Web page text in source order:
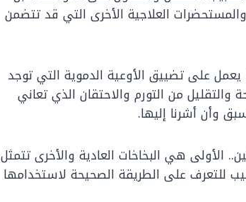
العلاجية الأخرى التي قد تتضمن
يعمل على تضييق الأوعية الدموية التي توجد
من التورم والاحتقان الذي تعاني
وأن أشرنا إليها.
الأولى هي البخاخات العادية والأخرى تتمثل
للتعرف على الطريقة الصحيحة لاستخدامها